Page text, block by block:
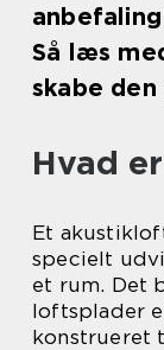
Så læs
skabe
Hvad
Et
specielt
et rum. Det
loftsplader
konstrueret